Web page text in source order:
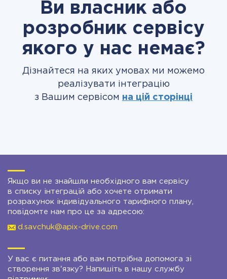
Ви власник або
розробник сервісу
якого у нас немає?
Дізнайтеся на яких умовах ми можемо
реалізувати інтеграцію
з Вашим сервісом на цій сторінці
Якщо ви не знайшли необхідного вам сервісу
в списку інтеграцій або хочете отримати
розрахунок індивідуального тарифного плану,
повідомте нам про це за адресою:
d.savchuk@apix-drive.com
У вас є питання або вам потрібна допомога зі
створення зв'язку? Напишіть в нашу службу